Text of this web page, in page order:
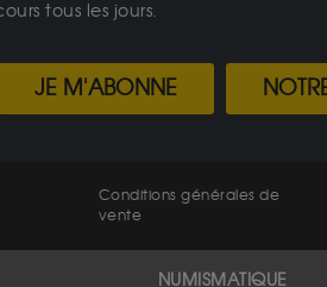
tous les jours.
JE M'ABONNE
Conditions générales de
vente
NUMISMATIQUE